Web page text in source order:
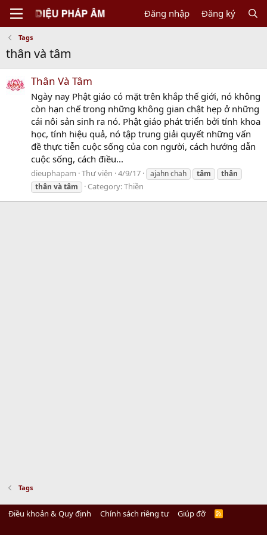
Đăng nhập Đăng ký
Tags
thân và tâm
Thân Và Tâm
Ngày nay Phật giáo có mặt trên khắp thế giới, nó không
còn hạn chế trong những không gian chật hẹp ở những
cái nôi sản sinh ra nó. Phật giáo phát triển bởi tính khoa
học, tính hiệu quả, nó tập trung giải quyết những vấn
đề thực tiễn cuộc sống của con người, cách hướng dẫn
cuộc sống, cách điều...
dieuphapam Thư viện 4/9/17 ajahn chah tâm
thân
thân vàtâm Category:Thiền
Tags
Điều khoản & Quy định Chính sách riêng tư Giúp đỡ
R